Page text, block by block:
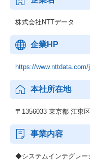
株式会社NTTデータ
企業HP
https://
本社所在地
〒1356033 東京都 江東
事業内容
◆システムインテグレー